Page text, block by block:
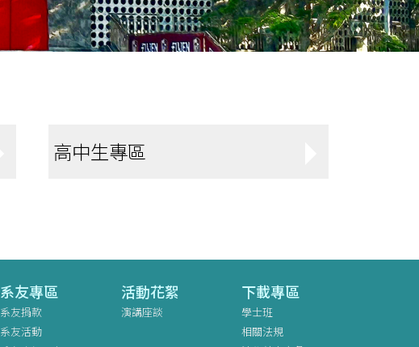
高中生專區
系友專區
系友捐款
系友活動
活動花絮
演講座談
下載專區
學士班
相關法規